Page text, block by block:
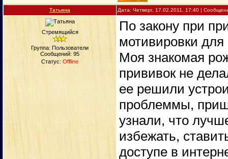
Татьяна Дата: Четверг, 17.02.2011, 17:40 |
Стремящийся
Группа: Пользователи
Сообщений: 95
Статус: Offline
По закону при
мотивировки для
Моя знакомая
прививок не
ее решили
проблеммы,
узнали, что
избежать,
доступе в